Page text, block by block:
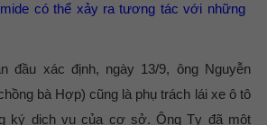
có thể xảy ra tương tác với những
đầu xác định, ngày 13/9, ông Nguyễn
bà Hợp) cũng là phụ trách lái xe ô tô
ký dịch vụ của cơ sở. Ông Tỵ đã một